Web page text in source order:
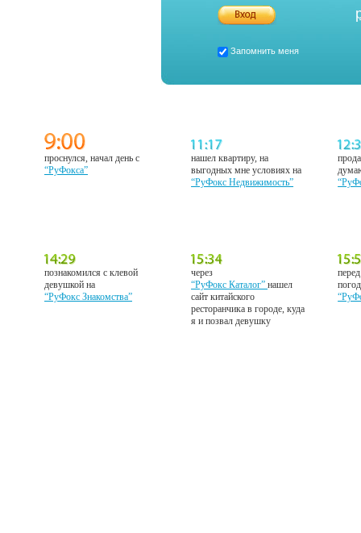
Запомнить меня
проснулся, начал день с
“РуФокса”
нашел квартиру, на
выгодных мне условиях на
“РуФокс Недвижимость”
познакомился с клевой
девушкой на
“РуФокс Знакомства”
через
“РуФокс Каталог”нашел
сайт китайского
ресторанчика в городе, куда
я и позвал девушку